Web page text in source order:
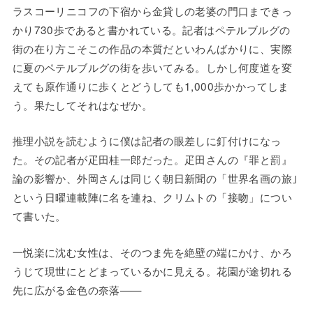
ラスコーリニコフの下宿から金貸しの老婆の門口まできっ
かり730歩であると書かれている。記者はペテルブルグの
街の在り方こそこの作品の本質だといわんばかりに、実際
に夏のペテルブルグの街を歩いてみる。しかし何度道を変
えても原作通りに歩くとどうしても1,000歩かかってしま
う。果たしてそれはなぜか。
推理小説を読むように僕は記者の眼差しに釘付けになっ
た。その記者が疋田桂一郎だった。疋田さんの『罪と罰』
論の影響か、外岡さんは同じく朝日新聞の「世界名画の旅｣
という日曜連載陣に名を連ね、クリムトの「接吻」につい
て書いた。
一悦楽に沈む女性は、そのつま先を絶壁の端にかけ、かろ
うじて現世にとどまっているかに見える。花園が途切れる
先に広がる金色の奈落——